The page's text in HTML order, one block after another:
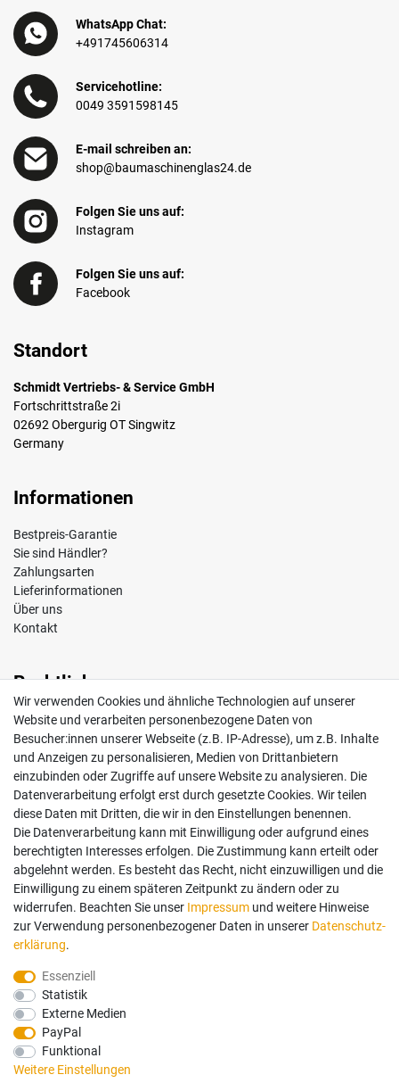
WhatsApp Chat:
+491745606314
Servicehotline:
0049 3591598145
E-mail schreiben an:
shop@baumaschinenglas24.de
Folgen Sie uns auf:
Instagram
Folgen Sie uns auf:
Facebook
Standort
Schmidt Vertriebs- & Service GmbH
Fortschrittstraße 2i
02692 Obergurig OT Singwitz
Germany
Informationen
Bestpreis-Garantie
Sie sind Händler?
Zahlungsarten
Lieferinformationen
Über uns
Kontakt
Rechtliches
Impressum
AGB
Widerrufsrecht
Datenschutz
Vertrag widerrufen
Mein Konto
Anmelden
Registrieren
Bezahlung und Versand
Wir bieten Ihnen viele Möglichkeiten einer sicheren Bezahlung.
Wir verwenden Cookies und ähnliche Technologien auf unserer
Website und verarbeiten personenbezogene Daten von
Besucher:innen unserer Webseite (z.B. IP-Adresse), um z.B. Inhalte
und Anzeigen zu personalisieren, Medien von Drittanbietern
einzubinden oder Zugriffe auf unsere Website zu analysieren. Die
Datenverarbeitung erfolgt erst durch gesetzte Cookies. Wir teilen
diese Daten mit Dritten, die wir in den Einstellungen benennen.
Die Datenverarbeitung kann mit Einwilligung oder aufgrund eines
berechtigten Interesses erfolgen. Die Zustimmung kann erteilt oder
abgelehnt werden. Es besteht das Recht, nicht einzuwilligen und die
Einwilligung zu einem späteren Zeitpunkt zu ändern oder zu
widerrufen. Beachten Sie unser Impressum und weitere Hinweise
zur Verwendung personenbezogener Daten in unserer Daten­schutz­
erklärung.
Essenziell
Statistik
Externe Medien
PayPal
Funktional
Weitere Einstellungen